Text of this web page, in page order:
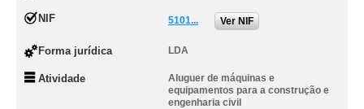
NIF 5101... Ver NIF
Forma jurídica LDA
Atividade
Aluguer de máquinas e
equipamentos para a construção e
engenharia civil